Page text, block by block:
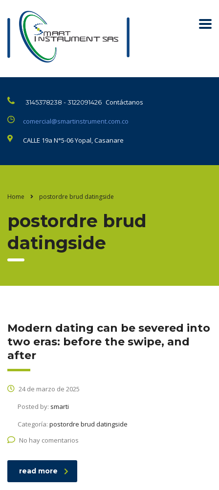
3145378238 - 3122091426 Contáctanos
comercial@smartinstrument.com.co
CALLE 19a N°5-06 Yopal, Casanare
Home postordre brud datingside
postordre brud
datingside
Modern dating can be severed into
two eras: before the swipe, and
after
24 de marzo de 2025
Posted by: smarti
Categoría: postordre brud datingside
No hay comentarios
read more